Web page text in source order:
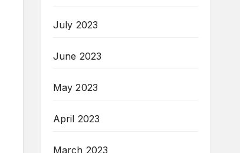
July 2023
June 2023
May 2023
April 2023
March 2023